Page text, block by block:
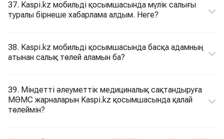
37. Kaspi.kz мобильді қосымшасында мүлік салығы
туралы бірнеше хабарлама алдым. Неге?
38. Kaspi.kz мобильді қосымшасында басқа адамның
атынан салық төлей аламын ба?
39. Міндетті әлеуметтік медициналық сақтандыруға
МӘМС жарналарын Kaspi.kz қосымшасында қалай
төлеймін?